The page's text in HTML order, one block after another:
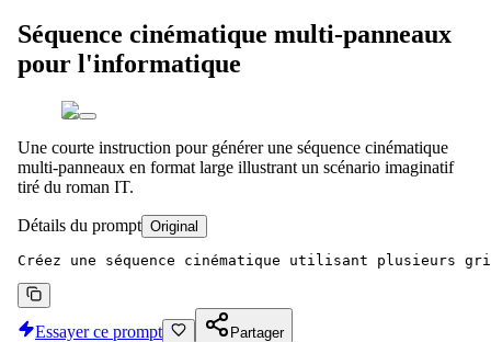
Séquence cinématique multi-panneaux
pour l'informatique
Une courte instruction pour générer une séquence cinématique
multi-panneaux en format large illustrant un scénario imaginatif
tiré du roman IT.
Détails du prompt Original
Créez une séquence cinématique utilisant plusieurs
Essayer ce prompt Partager